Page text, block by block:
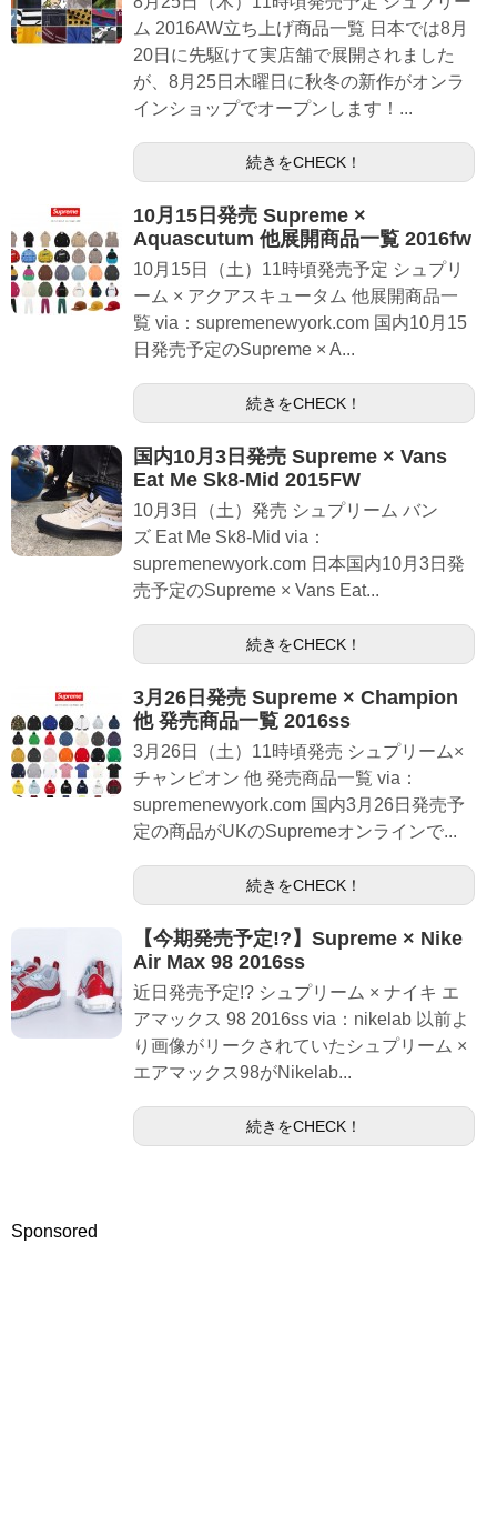
ム 2016AW立ち上げ商品一覧 日本では8月
20日に先駆けて実店舗で展開されました
が、8月25日木曜日に秋冬の新作がオンラ
インショップでオープンします！...
続きをCHECK！
10月15日発売 Supreme ×
Aquascutum 他展開商品一覧 2016fw
10月15日（土）11時頃発売予定 シュプリ
ーム × アクアスキュータム 他展開商品一
覧 via：supremenewyork.com 国内10月15
日発売予定のSupreme × A...
続きをCHECK！
国内10月3日発売 Supreme × Vans
Eat Me Sk8-Mid 2015FW
10月3日（土）発売 シュプリーム バン
ズ Eat Me Sk8-Mid via：
supremenewyork.com 日本国内10月3日発
売予定のSupreme × Vans Eat...
続きをCHECK！
3月26日発売 Supreme × Champion
他 発売商品一覧 2016ss
3月26日（土）11時頃発売 シュプリーム×
チャンピオン 他 発売商品一覧 via：
supremenewyork.com 国内3月26日発売予
定の商品がUKのSupremeオンラインで...
続きをCHECK！
【今期発売予定!?】Supreme × Nike
Air Max 98 2016ss
近日発売予定!? シュプリーム × ナイキ エ
アマックス 98 2016ss via：nikelab 以前よ
り画像がリークされていたシュプリーム ×
エアマックス98がNikelab...
続きをCHECK！
Sponsored